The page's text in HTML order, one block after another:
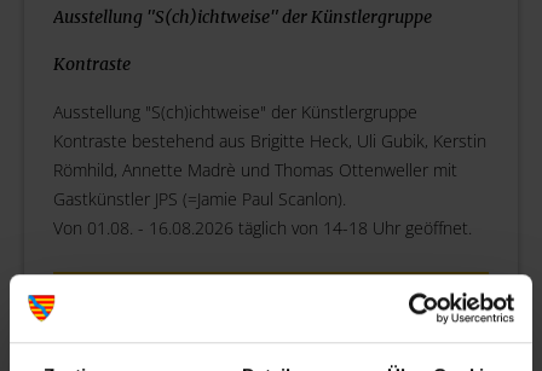
Ausstellung "S(ch)ichtweise" der Künstlergruppe
Kontraste
Ausstellung "S(ch)ichtweise" der Künstlergruppe
Kontraste bestehend aus Brigitte Heck, Uli Gubik, Kerstin
Römhild, Annette Madrè und Thomas Ottenweller mit
Gastkünstler JPS (=Jamie Paul Scanlon).
Von 01.08. - 16.08.2026 täglich von 14-18 Uhr geöffnet.